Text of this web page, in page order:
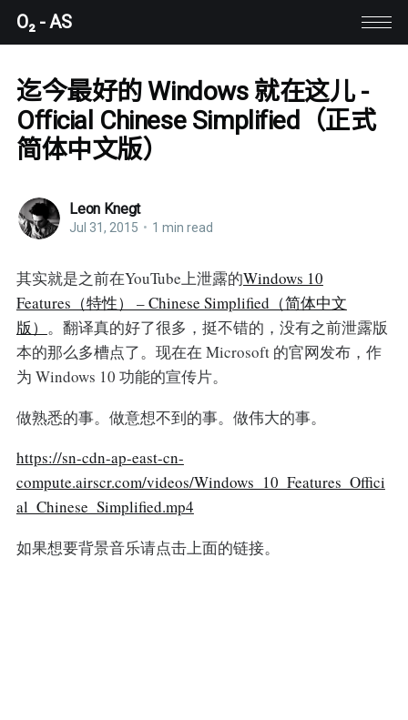
O₂ - AS
迄今最好的 Windows 就在这儿 -
Official Chinese Simplified（正式
简体中文版）
Leon Knegt
Jul 31, 2015 • 1 min read
其实就是之前在YouTube上泄露的Windows 10
Features（特性） – Chinese Simplified（简体中文
版） 。翻译真的好了很多，挺不错的，没有之前泄露版
本的那么多槽点了。现在在 Microsoft 的官网发布，作
为 Windows 10 功能的宣传片。
做熟悉的事。做意想不到的事。做伟大的事。
https://sn-cdn-ap-east-cn-
compute.airscr.com/videos/Windows_10_Features_Offici
al_Chinese_Simplified.mp4
如果想要背景音乐请点击上面的链接。